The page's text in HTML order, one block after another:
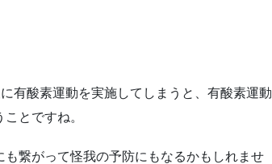
有酸素運動を実施してしまうと、有酸素運動
とですね。
繋がって怪我の予防にもなるかもしれませ